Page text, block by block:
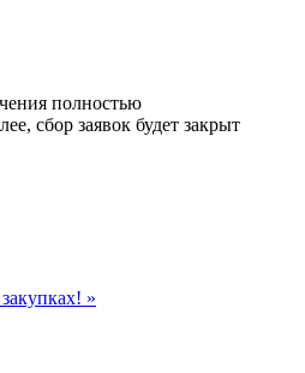
полностью
сбор заявок будет закрыт
»